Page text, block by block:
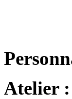
Atelier :